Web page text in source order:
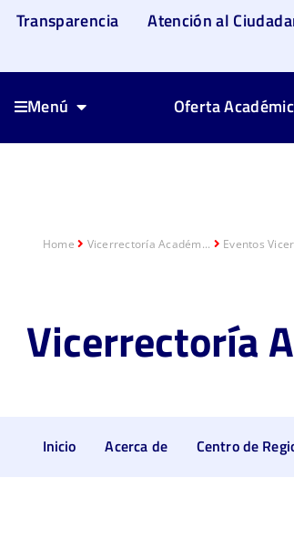
Transparencia Atención al
Menú Oferta
Home Vicerrectoría Académ... Eventos
Vicerrectoría
Inicio Acerca de Centro de